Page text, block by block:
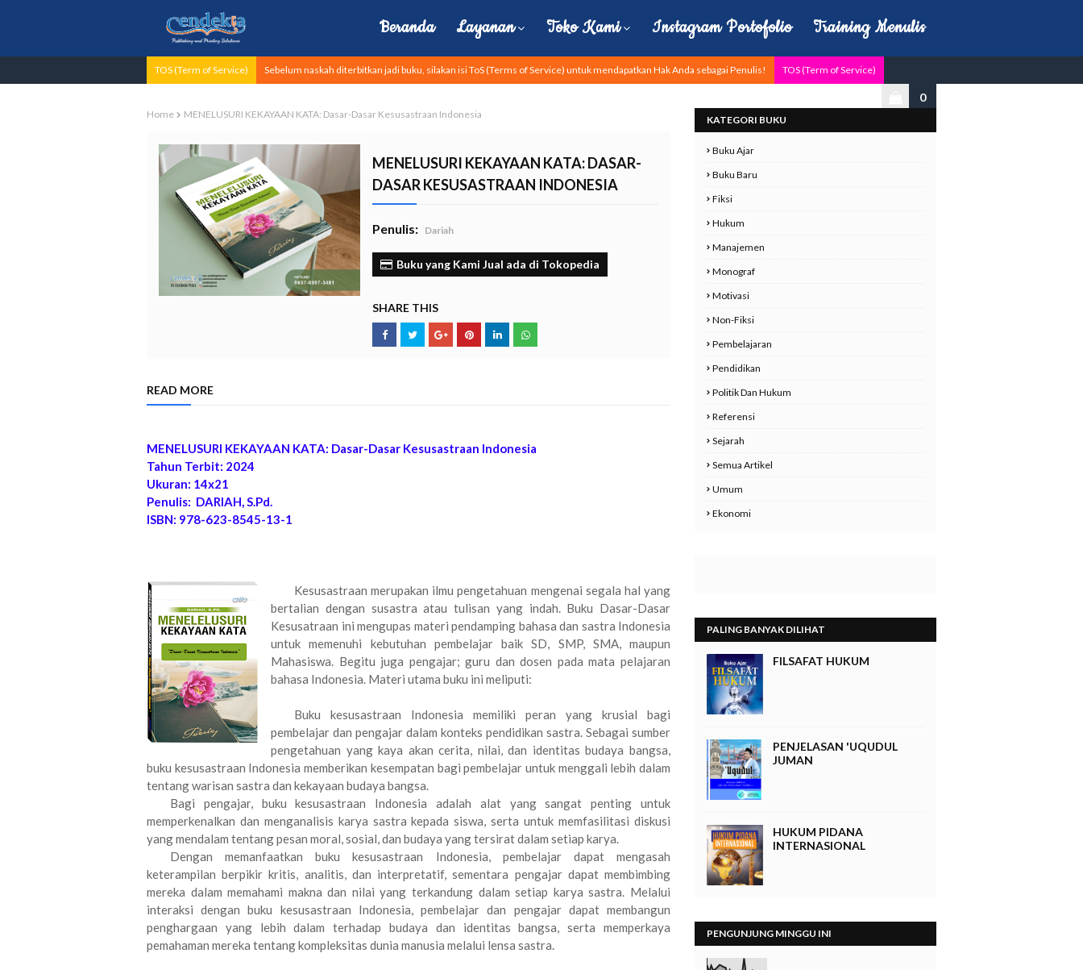
Beranda Layanan Toko Kami Instagram Portofolio Training Menulis
TOS (Term of Service) Sebelum naskah diterbitkan jadi buku, silakan isi ToS (Terms of Service) untuk mendapatkan Hak Anda sebagai Penulis! TOS (Term of Service)
0
Home MENELUSURI KEKAYAAN KATA: Dasar-Dasar Kesusastraan Indonesia
MENELUSURI KEKAYAAN KATA: DASAR-
DASAR KESUSASTRAAN INDONESIA
Penulis: Dariah
Buku yang Kami Jual ada di Tokopedia
SHARE THIS
READ MORE
MENELUSURI KEKAYAAN KATA: Dasar-Dasar Kesusastraan Indonesia
Tahun Terbit: 2024
Ukuran: 14x21
Penulis: DARIAH, S.Pd.
ISBN: 978-623-8545-13-1
Kesusastraan merupakan ilmu pengetahuan mengenai segala hal yang
bertalian dengan susastra atau tulisan yang indah. Buku Dasar-Dasar
Kesusatraan ini mengupas materi pendamping bahasa dan sastra Indonesia
untuk memenuhi kebutuhan pembelajar baik SD, SMP, SMA, maupun
Mahasiswa. Begitu juga pengajar; guru dan dosen pada mata pelajaran
bahasa Indonesia. Materi utama buku ini meliputi:
Buku kesusastraan Indonesia memiliki peran yang krusial bagi
pembelajar dan pengajar dalam konteks pendidikan sastra. Sebagai sumber
pengetahuan yang kaya akan cerita, nilai, dan identitas budaya bangsa,
buku kesusastraan Indonesia memberikan kesempatan bagi pembelajar untuk menggali lebih dalam
tentang warisan sastra dan kekayaan budaya bangsa.
Bagi pengajar, buku kesusastraan Indonesia adalah alat yang sangat penting untuk
memperkenalkan dan menganalisis karya sastra kepada siswa, serta untuk memfasilitasi diskusi
yang mendalam tentang pesan moral, sosial, dan budaya yang tersirat dalam setiap karya.
Dengan memanfaatkan buku kesusastraan Indonesia, pembelajar dapat mengasah
keterampilan berpikir kritis, analitis, dan interpretatif, sementara pengajar dapat membimbing
mereka dalam memahami makna dan nilai yang terkandung dalam setiap karya sastra. Melalui
interaksi dengan buku kesusastraan Indonesia, pembelajar dan pengajar dapat membangun
penghargaan yang lebih dalam terhadap budaya dan identitas bangsa, serta memperkaya
pemahaman mereka tentang kompleksitas dunia manusia melalui lensa sastra.
KATEGORI BUKU
Buku Ajar
Buku Baru
Fiksi
Hukum
Manajemen
Monograf
Motivasi
Non-Fiksi
Pembelajaran
Pendidikan
Politik Dan Hukum
Referensi
Sejarah
Semua Artikel
Umum
Ekonomi
PALING BANYAK DILIHAT
FILSAFAT HUKUM
PENJELASAN 'UQUDUL
JUMAN
HUKUM PIDANA
INTERNASIONAL
PENGUNJUNG MINGGU INI